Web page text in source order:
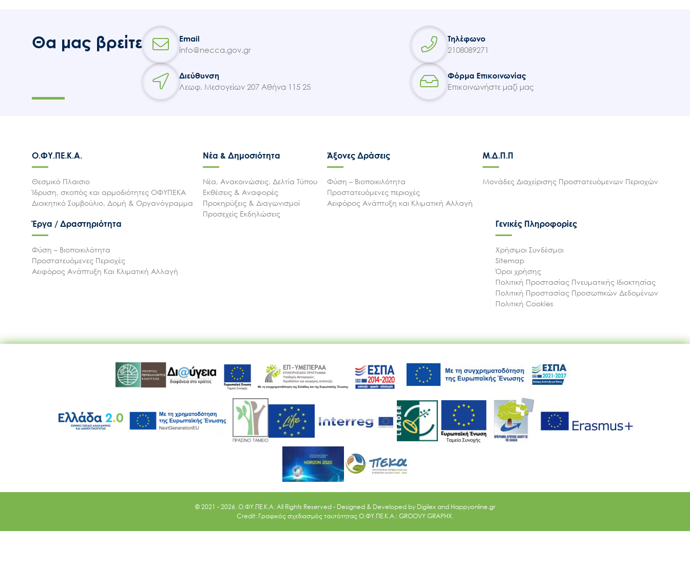
Ακολουθήστε μας
Θα μας βρείτε
Email
info@necca.gov.gr
Τηλέφωνο
2108089271
Διεύθυνση
Λεωφ. Μεσογείων 207 Αθήνα 115 25
Φόρμα Επικοινωνίας
Επικοινωνήστε μαζί μας
Ο.ΦΥ.ΠΕ.Κ.Α.
Θεσμικό Πλαισιο
Ίδρυση, σκοπός και αρμοδιότητες ΟΦΥΠΕΚΑ
Διοικητικό Συμβούλιο, Δομή & Οργανόγραμμα
Νέα & Δημοσιότητα
Νέα, Ανακοινώσεις, Δελτία Τύπου
Εκθέσεις & Αναφορές
Προκηρύξεις & Διαγωνισμοί
Προσεχείς Εκδηλώσεις
Άξονες Δράσεις
Φύση – Βιοποικιλότητα
Προστατευόμενες περιοχές
Αειφόρος Ανάπτυξη και Κλιματική Αλλαγή
Μ.Δ.Π.Π
Μονάδες Διαχείρισης Προστατευόμενων Περιοχών
Έργα / Δραστηριότητα
Φύση – Βιοποικιλότητα
Προστατευόμενες Περιοχές
Αειφόρος Ανάπτυξη Και Κλιματική Αλλαγή
Γενικές Πληροφορίες
Χρήσιμοι Συνδέσμοι
Sitemap
Όροι χρήσης
Πολιτική Προστασίας Πνευματικής Ιδιοκτησίας
Πολιτική Προστασίας Προσωπικών Δεδομένων
Πολιτική Cookies
© 2021 - 2026. O.ΦΥ.ΠΕ.Κ.Α. All Rights Reserved - Designed & Developed by Digilex and Happyonline.gr
Credit: Γραφικός σχεδιασμός ταυτότητας Ο.ΦΥ.ΠΕ.Κ.Α.: GROOVY GRAPHX.